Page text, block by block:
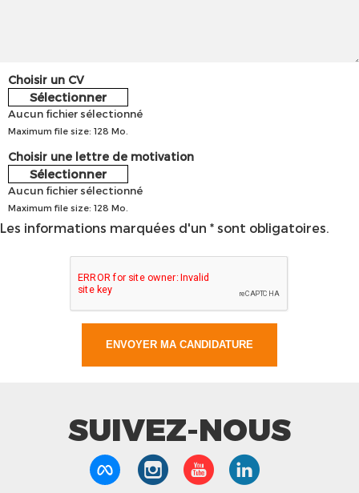
Choisir un CV
Sélectionner
Aucun fichier sélectionné
Maximum file size: 128 Mo.
Choisir une lettre de motivation
Sélectionner
Aucun fichier sélectionné
Maximum file size: 128 Mo.
Les informations marquées d'un * sont obligatoires.
SUIVEZ-NOUS